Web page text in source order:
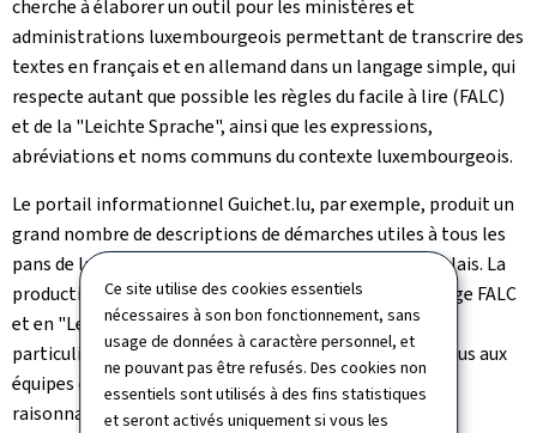
Ce site utilise des cookies essentiels
nécessaires à son bon fonctionnement, sans
usage de données à caractère personnel, et
ne pouvant pas être refusés. Des cookies non
essentiels sont utilisés à des fins statistiques
et seront activés uniquement si vous les
cherche à élaborer un outil pour les ministères et
administrations luxembourgeois permettant de transcrire des
textes en français et en allemand dans un langage simple, qui
respecte autant que possible les règles du facile à lire (FALC)
et de la "Leichte Sprache", ainsi que les expressions,
abréviations et noms communs du contexte luxembourgeois.
Le portail informationnel Guichet.lu, par exemple, produit un
grand nombre de descriptions de démarches utiles à tous les
pans de la population en français, allemand et en anglais. La
production en parallèle de ces mêmes textes en langage FALC
et en "Leichte Sprache", qui requiert des connaissances
particulières dans ces deux langages, pose un défi de plus aux
équipes de Guichet.lu pour les publier dans des délais
raisonnables.